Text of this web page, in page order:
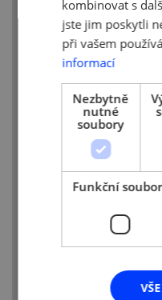
Nejtěžším
rozdělení s
svoji cestu a já se
sama. Musela
místo pro
stěhování a
nejenom obchod,
samotnou a
ochotným lidem
zvládla, jak
na sebe patřičně
Jakých chyb
vyvarovala a co
doporučila?
kombinovat s
jste jim poskytli
při vašem
informací
Nezbytně
nutné
soubory
Funkční